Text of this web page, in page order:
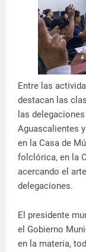
Entre las
destacan las
las
Aguascalientes
en la Casa de
folclórica, en la
acercando el
delegaciones.
El presidente
el Gobierno
en la materia,